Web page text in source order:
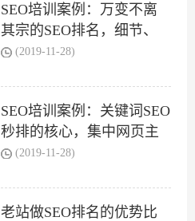
SEO培训案例：万变不离
其宗的SEO排名，细节、
思 (2019-11-28)
SEO培训案例：关键词SEO
秒排的核心，集中网页主
(2019-11-28)
老站做SEO排名的优势比